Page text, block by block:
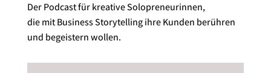
Der Podcast für kreative Solopreneurinnen,
die mit Business Storytelling ihre Kunden berühren
und begeistern wollen.